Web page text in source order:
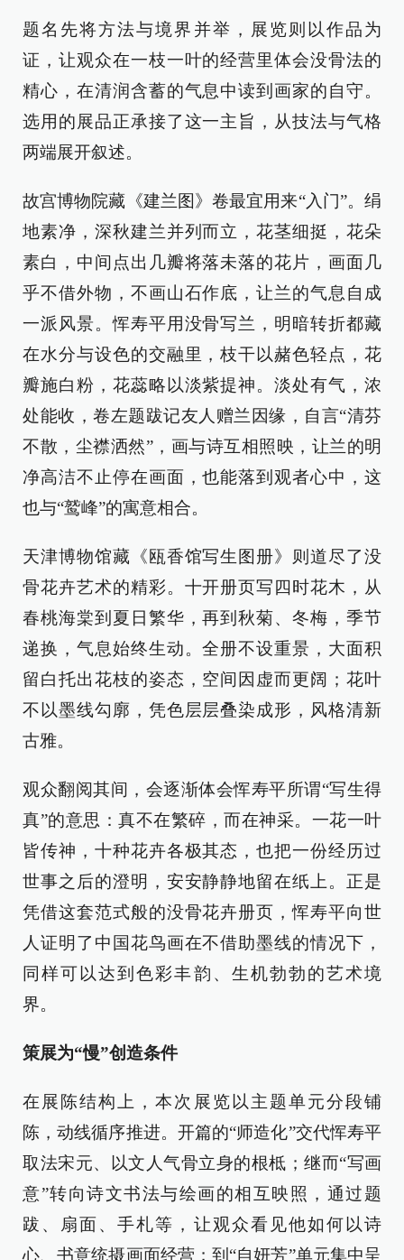
题名先将方法与境界并举，展览则以作品为
证，让观众在一枝一叶的经营里体会没骨法的
精心，在清润含蓄的气息中读到画家的自守。
选用的展品正承接了这一主旨，从技法与气格
两端展开叙述。
故宫博物院藏《建兰图》卷最宜用来“入门”。绢
地素净，深秋建兰并列而立，花茎细挺，花朵
素白，中间点出几瓣将落未落的花片，画面几
乎不借外物，不画山石作底，让兰的气息自成
一派风景。恽寿平用没骨写兰，明暗转折都藏
在水分与设色的交融里，枝干以赭色轻点，花
瓣施白粉，花蕊略以淡紫提神。淡处有气，浓
处能收，卷左题跋记友人赠兰因缘，自言“清芬
不散，尘襟洒然”，画与诗互相照映，让兰的明
净高洁不止停在画面，也能落到观者心中，这
也与“鹫峰”的寓意相合。
天津博物馆藏《瓯香馆写生图册》则道尽了没
骨花卉艺术的精彩。十开册页写四时花木，从
春桃海棠到夏日繁华，再到秋菊、冬梅，季节
递换，气息始终生动。全册不设重景，大面积
留白托出花枝的姿态，空间因虚而更阔；花叶
不以墨线勾廓，凭色层层叠染成形，风格清新
古雅。
观众翻阅其间，会逐渐体会恽寿平所谓“写生得
真”的意思：真不在繁碎，而在神采。一花一叶
皆传神，十种花卉各极其态，也把一份经历过
世事之后的澄明，安安静静地留在纸上。正是
凭借这套范式般的没骨花卉册页，恽寿平向世
人证明了中国花鸟画在不借助墨线的情况下，
同样可以达到色彩丰韵、生机勃勃的艺术境
界。
策展为“慢”创造条件
在展陈结构上，本次展览以主题单元分段铺
陈，动线循序推进。开篇的“师造化”交代恽寿平
取法宋元、以文人气骨立身的根柢；继而“写画
意”转向诗文书法与绘画的相互映照，通过题
跋、扇面、手札等，让观众看见他如何以诗
心、书意统摄画面经营；到“自妍芳”单元集中呈